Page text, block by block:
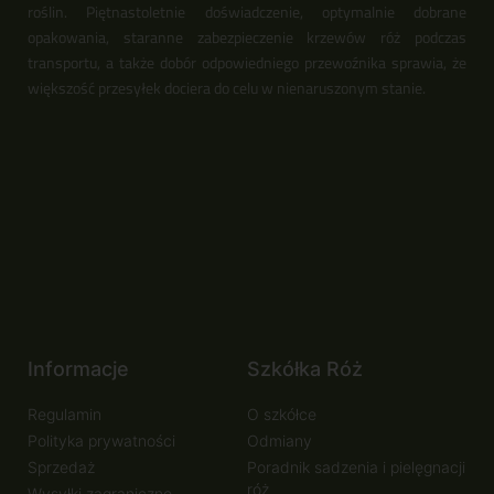
roślin. Piętnastoletnie doświadczenie, optymalnie dobrane
opakowania, staranne zabezpieczenie krzewów róż podczas
transportu, a także dobór odpowiedniego przewoźnika sprawia, że
większość przesyłek dociera do celu w nienaruszonym stanie.
Informacje
Regulamin
Polityka prywatności
Sprzedaż
Szkółka Róż
O szkółce
Odmiany
Poradnik sadzenia i pielęgnacji
róż